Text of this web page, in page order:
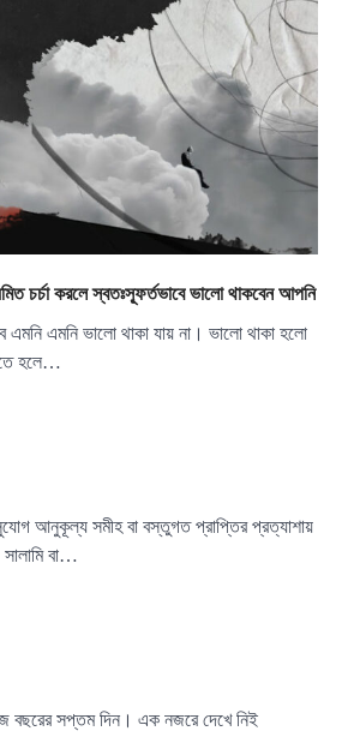
চর্চা করলে স্বতঃস্ফূর্তভাবে ভালো থাকবেন আপনি
এমনি এমনি ভালো থাকা যায় না। ভালো থাকা হলো
হলে…
আনুকূল্য সমীহ বা বস্তুগত প্রাপ্তির প্রত্যাশায়
বা…
বছরের সপ্তম দিন। এক নজরে দেখে নিই